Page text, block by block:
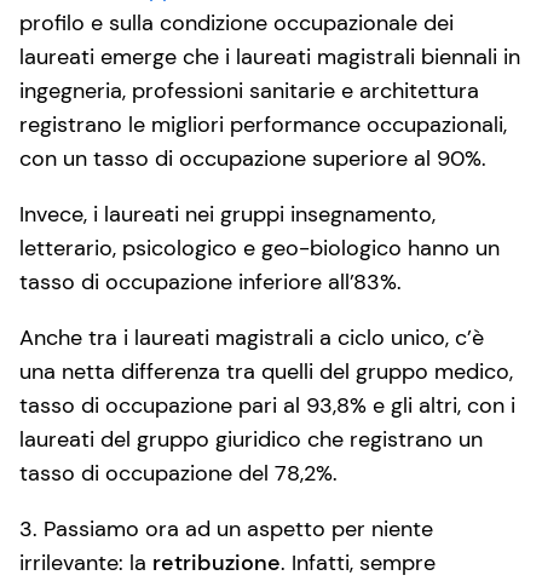
profilo e sulla condizione occupazionale dei
laureati emerge che i laureati magistrali biennali in
ingegneria, professioni sanitarie e architettura
registrano le migliori performance occupazionali,
con un tasso di occupazione superiore al 90%.
Invece, i laureati nei gruppi insegnamento,
letterario, psicologico e geo-biologico hanno un
tasso di occupazione inferiore all’83%.
Anche tra i laureati magistrali a ciclo unico, c’è
una netta differenza tra quelli del gruppo medico,
tasso di occupazione pari al 93,8% e gli altri, con i
laureati del gruppo giuridico che registrano un
tasso di occupazione del 78,2%.
3. Passiamo ora ad un aspetto per niente
irrilevante: la retribuzione. Infatti, sempre